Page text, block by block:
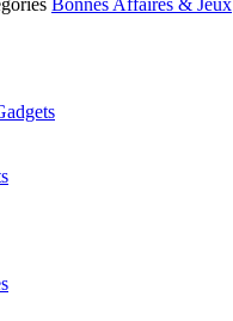
Bonnes Affaires & Jeux